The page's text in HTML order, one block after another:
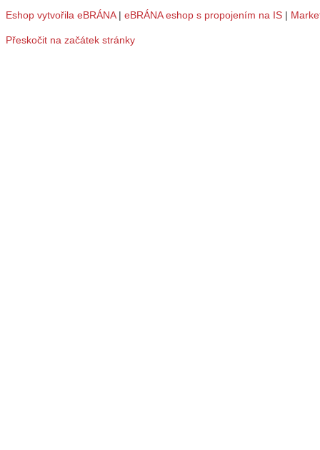
Eshop vytvořila eBRÁNA| eBRÁNA eshop s propojením na IS |
Přeskočit na začátek stránky